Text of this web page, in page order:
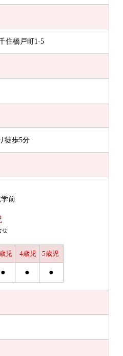
住橋戸町1-5
徒歩5分
前
せ
児 4歳児 5歳児
● ● ●